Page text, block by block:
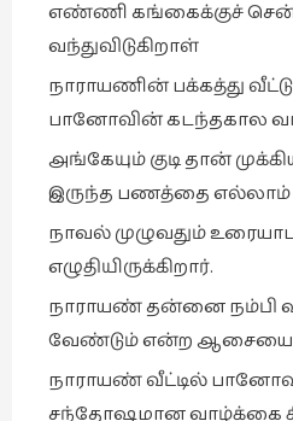
எண்ணி கங்கைக்குச்
வந்துவிடுகிறாள்
நாராயணின் பக்கத்து
பானோவின் கடந்தகால
அங்கேயும் குடி தான்
இருந்த பணத்தை எல்லாம்
நாவல் முழுவதும்
எழுதியிருக்கிறார்.
நாராயண் தன்னை நம்பி
வேண்டும் என்ற ஆசையைப்
நாராயண் வீட்டில்
சந்தோஷமான வாழ்க்கை